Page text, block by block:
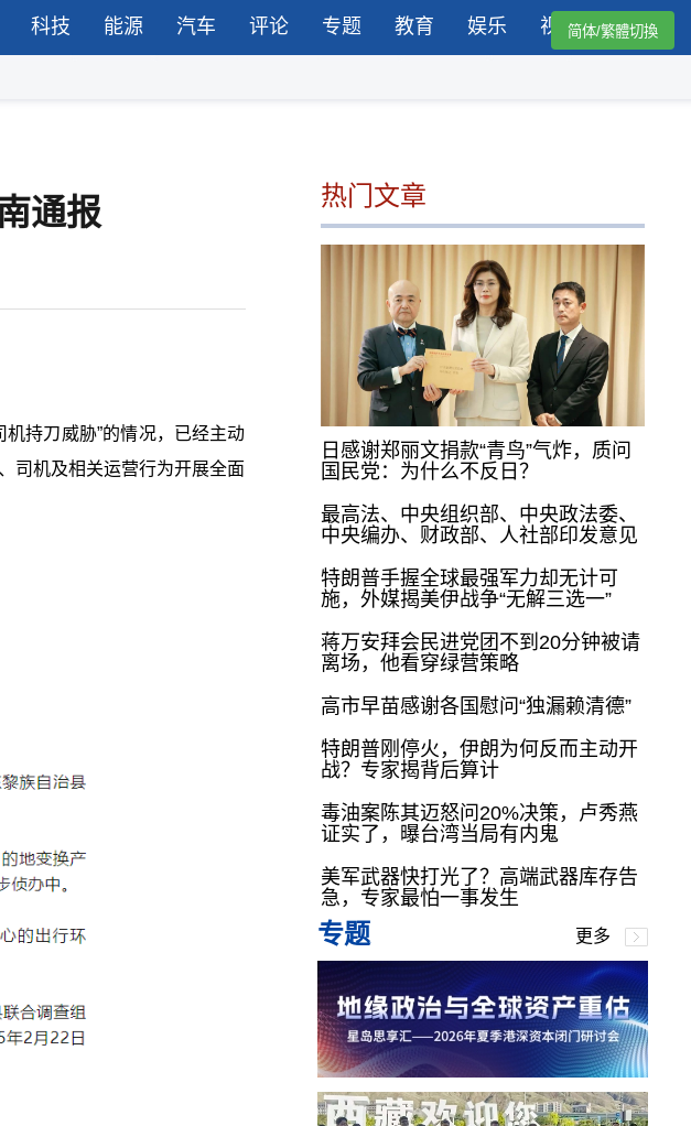
科技 能源 汽车 评论 专题 教育 娱乐 视频简体/繁體切換
通报
持刀威胁”的情况，已经主动
司机及相关运营行为开展全面
热门文章
日感谢郑丽文捐款“青鸟”气炸，质问
国民党：为什么不反日？
最高法、中央组织部、中央政法委、
中央编办、财政部、人社部印发意见
特朗普手握全球最强军力却无计可
施，外媒揭美伊战争“无解三选一”
蒋万安拜会民进党团不到20分钟被请
离场，他看穿绿营策略
高市早苗感谢各国慰问“独漏赖清德”
特朗普刚停火，伊朗为何反而主动开
战？专家揭背后算计
毒油案陈其迈怒问20%决策，卢秀燕
证实了，曝台湾当局有内鬼
美军武器快打光了？高端武器库存告
急，专家最怕一事发生
专题 更多